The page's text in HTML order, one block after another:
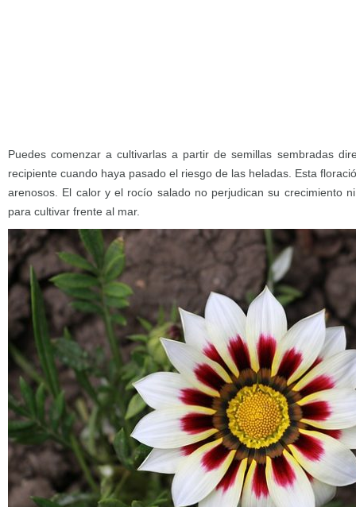
Puedes comenzar a cultivarlas a partir de semillas sembradas
recipiente cuando haya pasado el riesgo de las heladas. Esta
arenosos. El calor y el rocío salado no perjudican su crecimiento
para cultivar frente al mar.